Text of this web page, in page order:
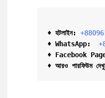
♦ হটলাইন:
♦ WhatsApp:
♦ Facebook
♦ আরও পারফিউম